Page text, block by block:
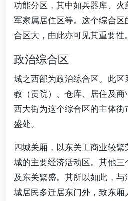
功能分区，其中如兵器库、火
军家属居住区等。这个综合区
合区大，由此亦可见其重要性。
政治综合区
城之西部为政治综合区。此区
教（贡院）、仓库、居住及商
西大街为这个综合区的主体街
盛处。
四城关厢，以东关工商业较
城的主要经济活动区。其他三
及东关繁盛。其所以如此，
城居民多迁居东门外，致东厢